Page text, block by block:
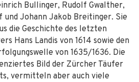
Bullinger, Rudolf Gwalther,
Johann Jakob Breitinger. Sie
die Geschichte des letzten
Hans Landis von 1614 sowie den
von 1635/1636. Die
Bild der Zürcher Täufer
vermitteln aber auch viele